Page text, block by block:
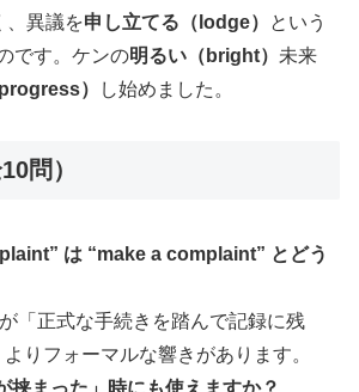
、異議を申し立てる（lodge）
という
です。ケンの明るい（bright） 未来
） し始めました。
問）
は “make a complaint” とどう
「正式な手続きを踏んで記録に残
りフォーマルな響きがあります。
挟まった」時にも使えますか？